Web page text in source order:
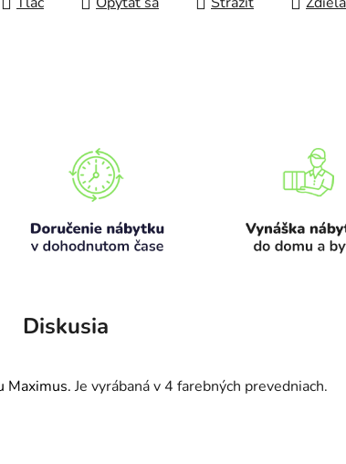
Diskusia
Maximus. Je vyrábaná v 4 farebných prevedniach.